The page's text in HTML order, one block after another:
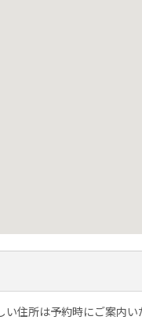
住所は予約時にご案内い